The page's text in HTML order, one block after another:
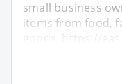
small business
items from food,